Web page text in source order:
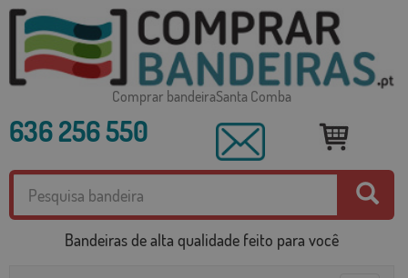
Comprar bandeiraSanta Comba
636 256 550
Bandeiras de alta qualidade feito para você